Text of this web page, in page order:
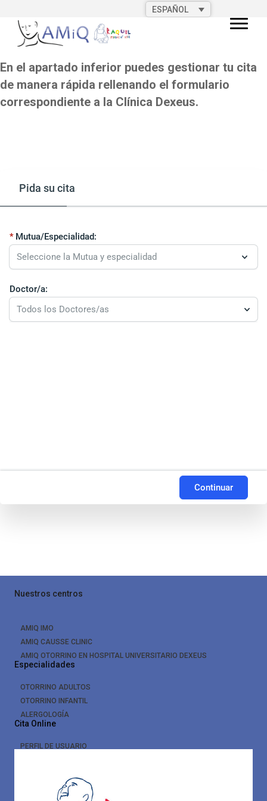
ESPAÑOL
En el apartado inferior puedes gestionar tu cita
de manera rápida rellenando el formulario
correspondiente a la Clínica Dexeus.
Pida su cita
Mutua/Especialidad:
Doctor/a:
Todos los Doctores/as
Continuar
Nuestros centros
AMIQ IMO
AMIQ CAUSSE CLINIC
AMIQ OTORRINO EN HOSPITAL UNIVERSITARIO DEXEUS
Especialidades
OTORRINO ADULTOS
OTORRINO INFANTIL
ALERGOLOGÍA
Cita Online
PERFIL DE USUARIO